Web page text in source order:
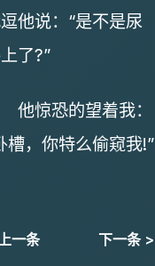
他说：“是不是尿
了?”
惊恐的望着我：
槽，你特么偷窥我!”
一条 下一条 >